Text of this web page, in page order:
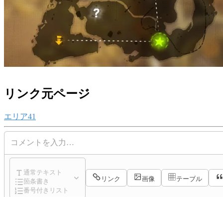
リンク元ページ
エリア41
コメントを入力…
通常テキスト
箇条書き
番号付きリスト
リンク 画像 テーブル